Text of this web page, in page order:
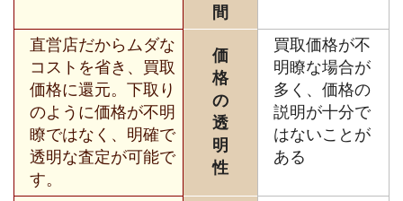
間
直営店だからムダな
コストを省き、買取
価格に還元。下取り
のように価格が不明
瞭ではなく、明確で
透明な査定が可能で
す。
価
格
の
透
明
性
買取価格が不
明瞭な場合が
多く、価格の
説明が十分で
はないことが
ある